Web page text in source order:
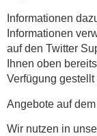
Informationen
Informationen
auf den Twitter
Ihnen oben
Verfügung gestellt
Angebote auf
Wir nutzen in